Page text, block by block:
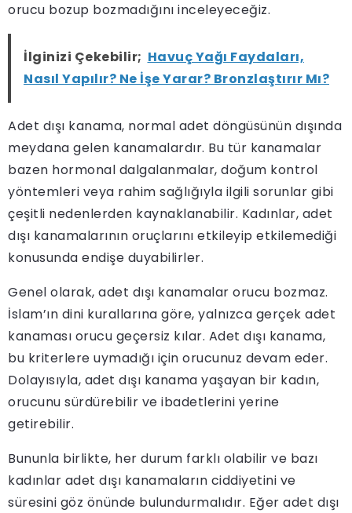
orucu bozup bozmadığını inceleyeceğiz.
İlginizi Çekebilir; Havuç Yağı Faydaları,
Nasıl Yapılır? Ne İşe Yarar? Bronzlaştırır Mı?
Adet dışı kanama, normal adet döngüsünün dışında
meydana gelen kanamalardır. Bu tür kanamalar
bazen hormonal dalgalanmalar, doğum kontrol
yöntemleri veya rahim sağlığıyla ilgili sorunlar gibi
çeşitli nedenlerden kaynaklanabilir. Kadınlar, adet
dışı kanamalarının oruçlarını etkileyip etkilemediği
konusunda endişe duyabilirler.
Genel olarak, adet dışı kanamalar orucu bozmaz.
İslam’ın dini kurallarına göre, yalnızca gerçek adet
kanaması orucu geçersiz kılar. Adet dışı kanama,
bu kriterlere uymadığı için orucunuz devam eder.
Dolayısıyla, adet dışı kanama yaşayan bir kadın,
orucunu sürdürebilir ve ibadetlerini yerine
getirebilir.
Bununla birlikte, her durum farklı olabilir ve bazı
kadınlar adet dışı kanamaların ciddiyetini ve
süresini göz önünde bulundurmalıdır. Eğer adet dışı